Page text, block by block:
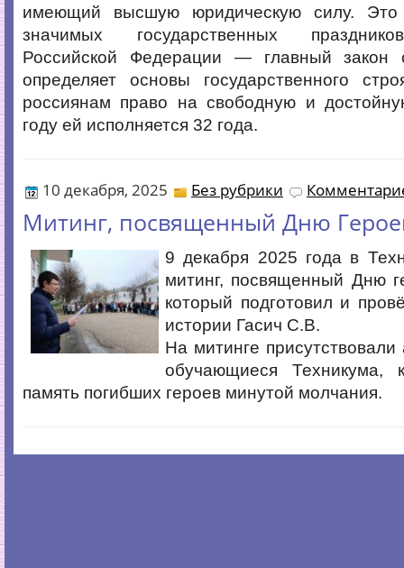
имеющий высшую юридическую силу.
значимых государственных
Российской Федерации — главный закон
определяет основы государственного
россиянам право на свободную и
году ей исполняется 32 года.
10 декабря, 2025 Без рубрики
Митинг, посвященный Дню
9 декабря 2025 года в
митинг, посвященный Дню
который подготовил и
истории Гасич С.В.
На митинге
обучающиеся Техникума,
память погибших героев минутой молчания.